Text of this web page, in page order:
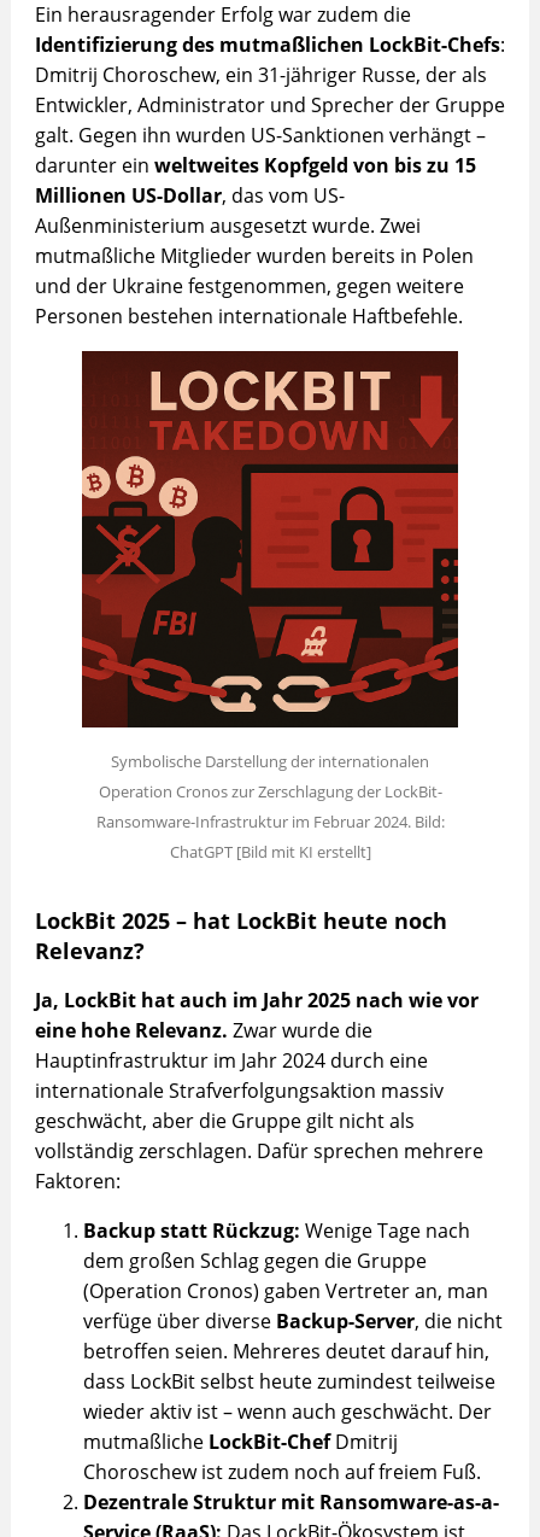
Ein herausragender Erfolg war zudem die
Identifizierung des mutmaßlichen LockBit-Chefs:
Dmitrij Choroschew, ein 31-jähriger Russe, der als
Entwickler, Administrator und Sprecher der Gruppe
galt. Gegen ihn wurden US-Sanktionen verhängt –
darunter ein weltweites Kopfgeld von bis zu 15
Millionen US-Dollar, das vom US-
Außenministerium ausgesetzt wurde. Zwei
mutmaßliche Mitglieder wurden bereits in Polen
und der Ukraine festgenommen, gegen weitere
Personen bestehen internationale Haftbefehle.
Symbolische Darstellung der internationalen
Operation Cronos zur Zerschlagung der LockBit-
Ransomware-Infrastruktur im Februar 2024. Bild:
ChatGPT [Bild mit KI erstellt]
LockBit 2025 – hat LockBit heute noch
Relevanz?
Ja, LockBit hat auch im Jahr 2025 nach wie vor
eine hohe Relevanz. Zwar wurde die
Hauptinfrastruktur im Jahr 2024 durch eine
internationale Strafverfolgungsaktion massiv
geschwächt, aber die Gruppe gilt nicht als
vollständig zerschlagen. Dafür sprechen mehrere
Faktoren:
Backup statt Rückzug: Wenige Tage nach
dem großen Schlag gegen die Gruppe
(Operation Cronos) gaben Vertreter an, man
verfüge über diverse Backup-Server, die nicht
betroffen seien. Mehreres deutet darauf hin,
dass LockBit selbst heute zumindest teilweise
wieder aktiv ist – wenn auch geschwächt. Der
mutmaßliche LockBit-ChefDmitrij
Choroschew ist zudem noch auf freiem Fuß.
Dezentrale Struktur mit Ransomware-as-a-